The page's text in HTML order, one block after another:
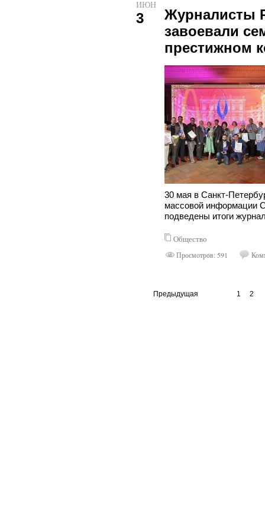
ИЮН
3
Журналисты
завоевали
престижном
30 мая в Санкт-
массовой информации
подведены итоги
Общество
Просмотров: 591
Предыдущая 1 2